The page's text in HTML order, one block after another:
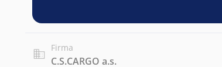
Firma
C.S.CARGO a.s.